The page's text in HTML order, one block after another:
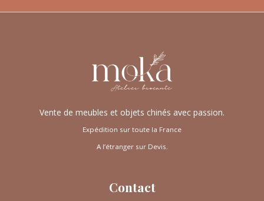
Vente de meubles et objets chinés avec passion.
Expédition sur toute la France
A l’étranger sur Devis.
Contact